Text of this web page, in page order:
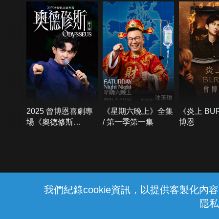
我們紀錄cookie資訊，以提供客製化內
隱
2025 曾博恩喜劇專
場《奧德修斯
《星期六晚上》全集
/ 第一季第一集
《炎上
博恩